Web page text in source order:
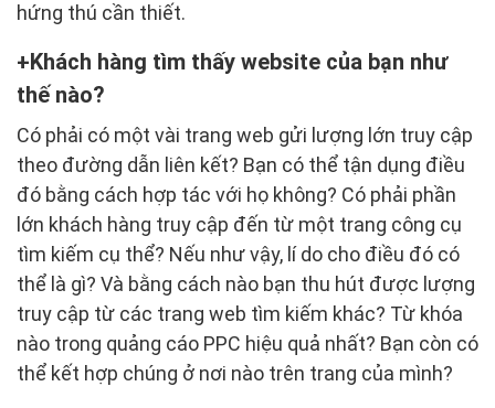
hứng thú cần thiết.
Khách hàng tìm thấy website của bạn như
thế nào?
Có phải có một vài trang web gửi lượng lớn truy cập
theo đường dẫn liên kết? Bạn có thể tận dụng điều
đó bằng cách hợp tác với họ không? Có phải phần
lớn khách hàng truy cập đến từ một trang công cụ
tìm kiếm cụ thể? Nếu như vậy, lí do cho điều đó có
thể là gì? Và bằng cách nào bạn thu hút được lượng
truy cập từ các trang web tìm kiếm khác? Từ khóa
nào trong quảng cáo PPC hiệu quả nhất? Bạn còn có
thể kết hợp chúng ở nơi nào trên trang của mình?